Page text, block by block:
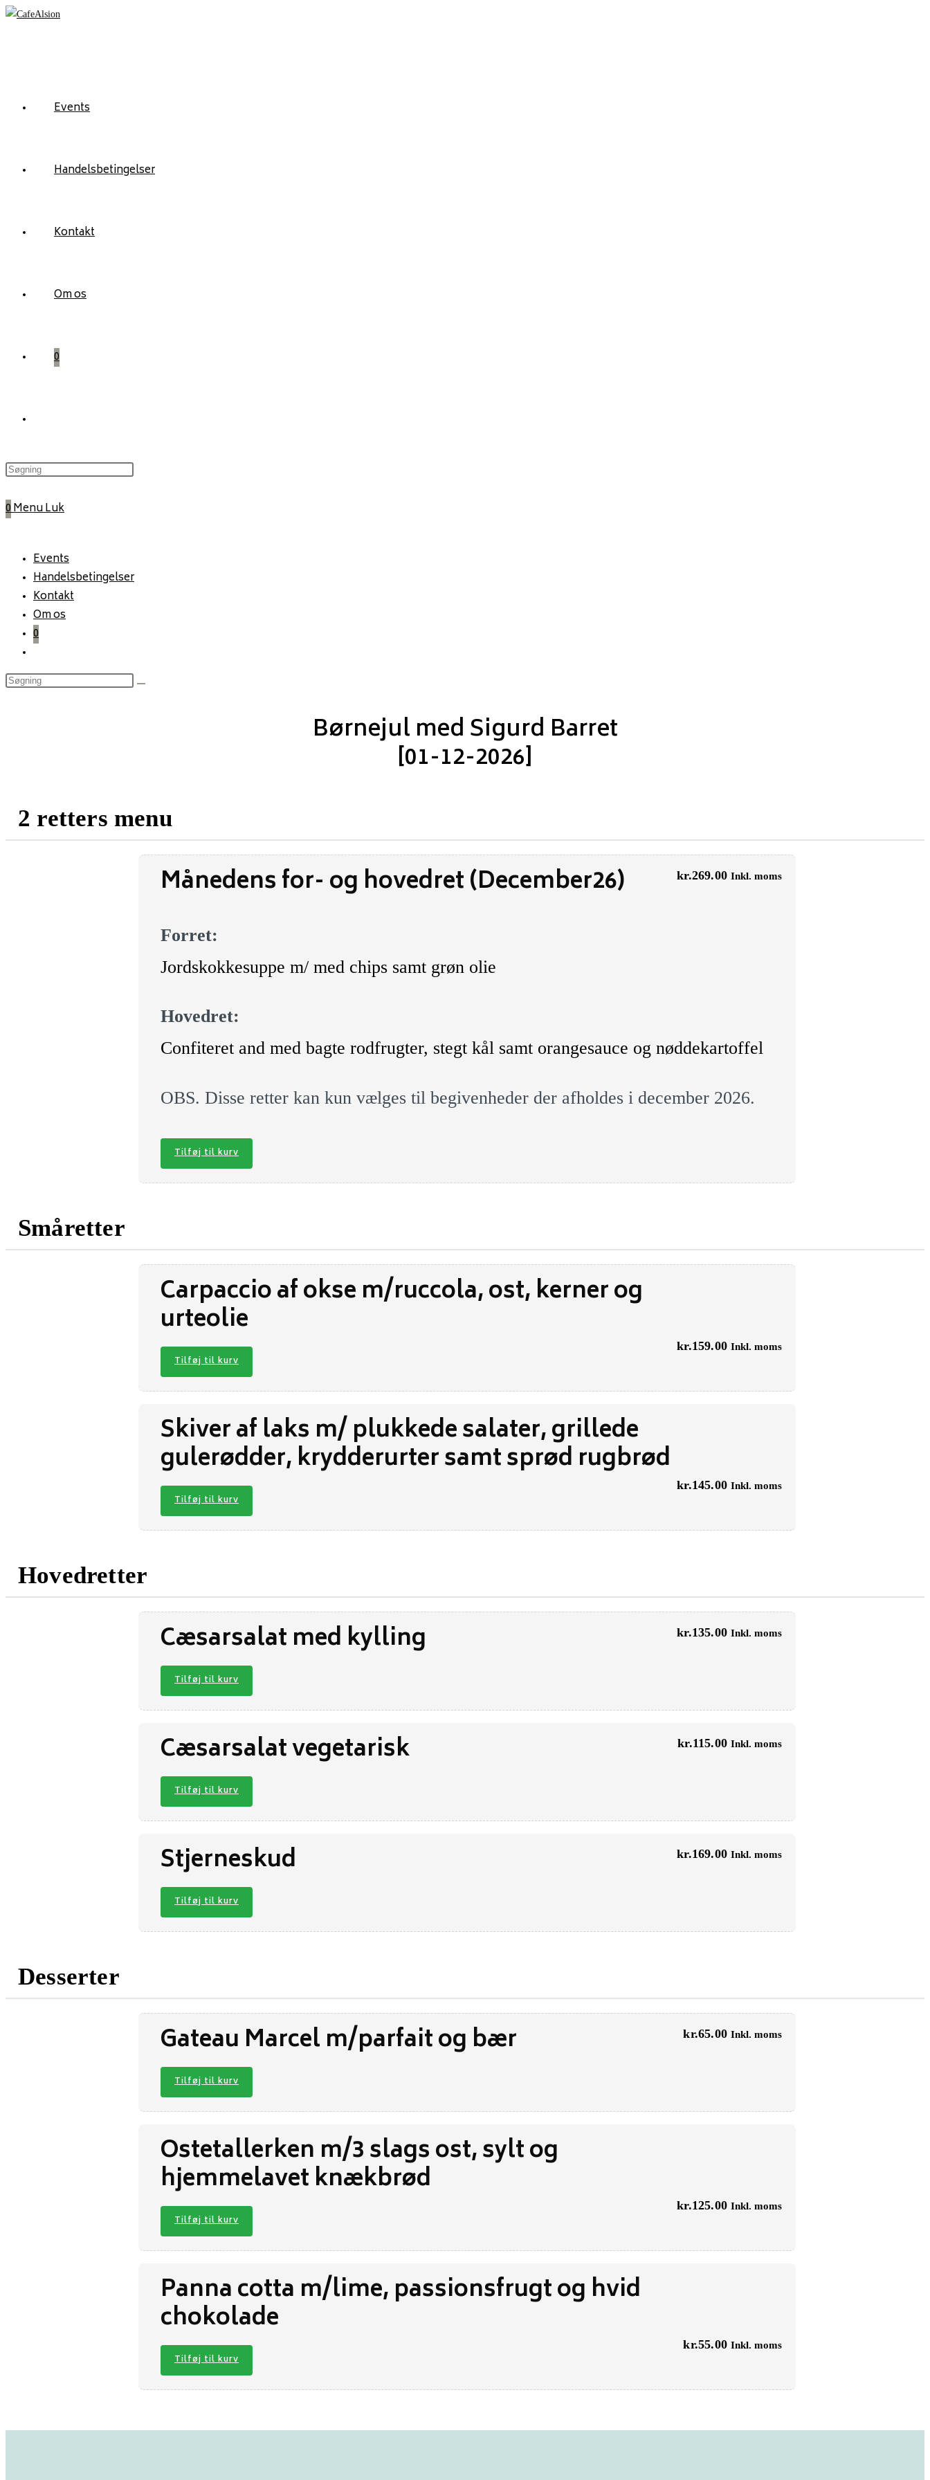
Skip
Events
Handelsbetingelser
Kontakt
Om os
0
website
0MenuLuk
Events
Handelsbetingelser
Kontakt
Om os
0
website
search
Børnejul med Sigurd Barret
[01-12-2026]
2 retters menu
Månedens for- og hovedret (December26) kr.269.00 Inkl. moms
Forret:
Jordskokkesuppe m/ med chips samt grøn olie
Hovedret:
Confiteret and med bagte rodfrugter, stegt kål samt orangesauce og nøddekartoffel
OBS. Disse retter kan kun vælges til begivenheder der afholdes i december 2026.
Tilføj til kurv
Småretter
Carpaccio af okse m/ruccola, ost, kerner og
urteolie
kr.159.00 Inkl. moms
Tilføj til kurv
Skiver af laks m/ plukkede salater, grillede
gulerødder, krydderurter samt sprød rugbrød
kr.145.00 Inkl. moms
Tilføj til kurv
Hovedretter
Cæsarsalat med kylling kr.135.00 Inkl. moms
Tilføj til kurv
Cæsarsalat vegetarisk kr.115.00 Inkl. moms
Tilføj til kurv
Stjerneskud kr.169.00 Inkl. moms
Tilføj til kurv
Desserter
Gateau Marcel m/parfait og bær kr.65.00 Inkl. moms
Tilføj til kurv
Ostetallerken m/3 slags ost, sylt og
hjemmelavet knækbrød
kr.125.00 Inkl. moms
Tilføj til kurv
Panna cotta m/lime, passionsfrugt og hvid
chokolade
kr.55.00 Inkl. moms
Tilføj til kurv